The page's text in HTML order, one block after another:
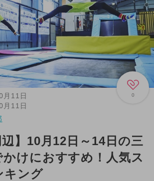
0
月11日
月11日
辺】10月12日～14日の三
けにおすすめ！人気ス
キング